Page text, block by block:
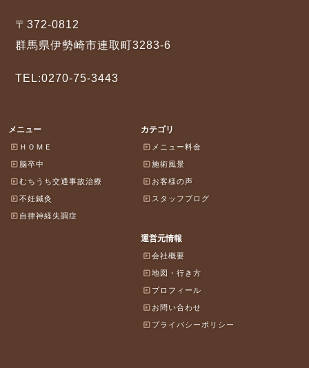
〒372-0812
群馬県伊勢崎市連取町3283-6
TEL:0270-75-3443
メニュー
ＨＯＭＥ
脳卒中
むちうち交通事故治療
不妊鍼灸
自律神経失調症
カテゴリ
メニュー料金
施術風景
お客様の声
スタッフブログ
運営元情報
会社概要
地図・行き方
プロフィール
お問い合わせ
プライバシーポリシー